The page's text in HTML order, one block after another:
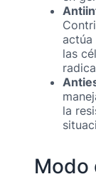
actúa
las
la
Modo